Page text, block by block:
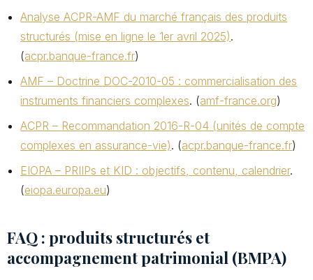
Analyse ACPR-AMF du marché français des produits
structurés (mise en ligne le 1er avril 2025).
(acpr.banque-france.fr)
AMF – Doctrine DOC-2010-05 : commercialisation des
instruments financiers complexes. (amf-france.org)
ACPR – Recommandation 2016-R-04 (unités de compte
complexes en assurance-vie). (acpr.banque-france.fr)
EIOPA – PRIIPs et KID : objectifs, contenu, calendrier.
(eiopa.europa.eu)
FAQ : produits structurés et
accompagnement patrimonial (BMPA)